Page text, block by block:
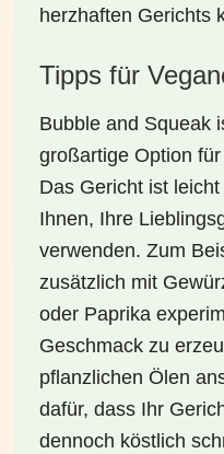
herzhaften Gerichts
Tipps für
Bubble and Squeak
großartige Option
Das Gericht ist
Ihnen, Ihre
verwenden. Zum
zusätzlich mit
oder Paprika
Geschmack zu
pflanzlichen Ölen
dafür, dass Ihr
dennoch köstlich